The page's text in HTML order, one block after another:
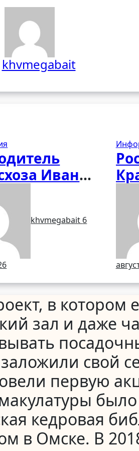
khvmegabait
Иван
лесного
в
khvmegabait 6
в котором
зал и даже
свой
первую
кедровая
в Омске. В